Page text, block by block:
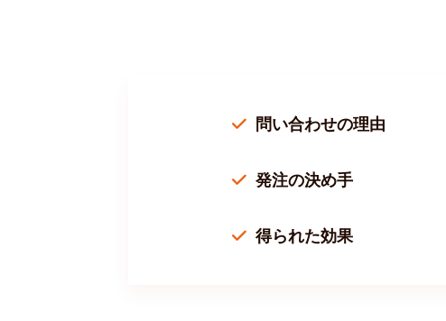
問い合わせの理由
発注の決め手
得られた効果